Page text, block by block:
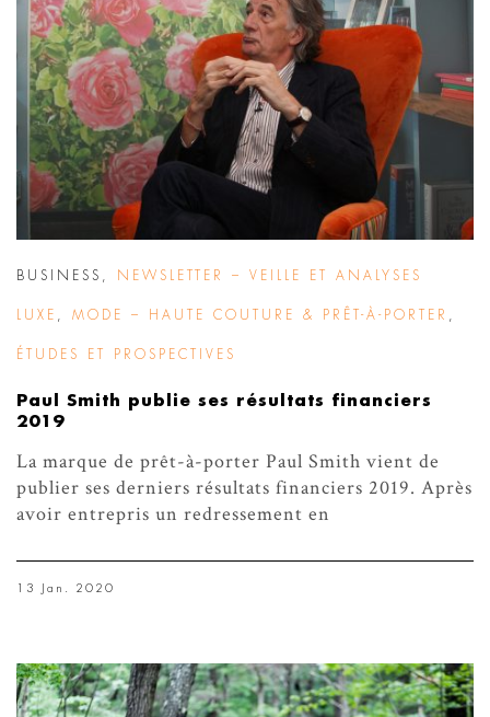
BUSINESS NEWSLETTER – VEILLE ET ANALYSES
LUXE MODE – HAUTE COUTURE & PRÊT-À-PORTER
ÉTUDES ET PROSPECTIVES
Paul Smith publie ses résultats financiers
2019
La marque de prêt-à-porter Paul Smith vient de
publier ses derniers résultats financiers 2019. Après
avoir entrepris un redressement en
13 Jan. 2020